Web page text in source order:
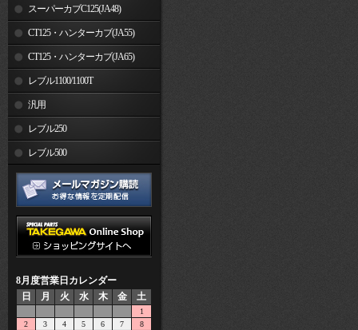
スーパーカブC125(JA48)
CT125・ハンターカブ(JA55)
CT125・ハンターカブ(JA65)
レブル1100/1100T
汎用
レブル250
レブル500
8月度営業日カレンダー
日
月 火 水 木 金 土
1
2
3 4 5 6 7
8